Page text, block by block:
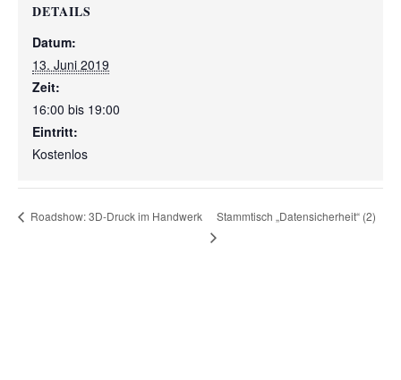
DETAILS
Datum:
13. Juni 2019
Zeit:
16:00 bis 19:00
Eintritt:
Kostenlos
Roadshow: 3D-Druck im Handwerk Stammtisch „Datensicherheit“ (2)